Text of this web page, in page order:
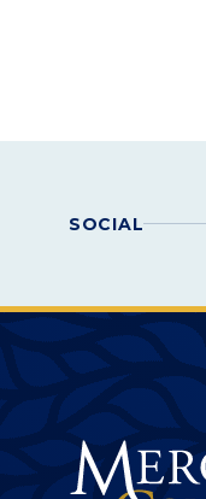
SOCIAL